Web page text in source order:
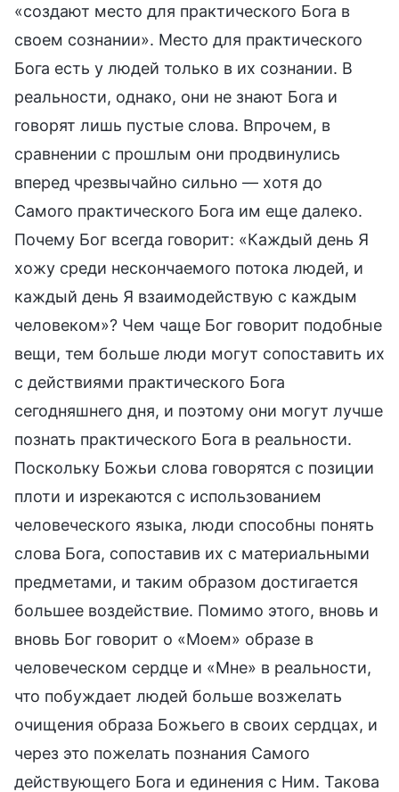
«создают место для практического Бога в
своем сознании». Место для практического
Бога есть у людей только в их сознании. В
реальности, однако, они не знают Бога и
говорят лишь пустые слова. Впрочем, в
сравнении с прошлым они продвинулись
вперед чрезвычайно сильно — хотя до
Самого практического Бога им еще далеко.
Почему Бог всегда говорит: «Каждый день Я
хожу среди нескончаемого потока людей, и
каждый день Я взаимодействую с каждым
человеком»? Чем чаще Бог говорит подобные
вещи, тем больше люди могут сопоставить их
с действиями практического Бога
сегодняшнего дня, и поэтому они могут лучше
познать практического Бога в реальности.
Поскольку Божьи слова говорятся с позиции
плоти и изрекаются с использованием
человеческого языка, люди способны понять
слова Бога, сопоставив их с материальными
предметами, и таким образом достигается
большее воздействие. Помимо этого, вновь и
вновь Бог говорит о «Моем» образе в
человеческом сердце и «Мне» в реальности,
что побуждает людей больше возжелать
очищения образа Божьего в своих сердцах, и
через это пожелать познания Самого
действующего Бога и единения с Ним. Такова